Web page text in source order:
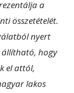
a
összetételét.
nyert
állítható, hogy
el attól,
lakos